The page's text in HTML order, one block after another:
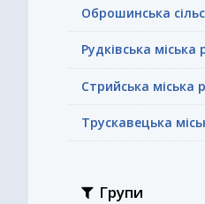
Оброшинська
Рудківська міська
Стрийська міська
Трускавецька
Групи